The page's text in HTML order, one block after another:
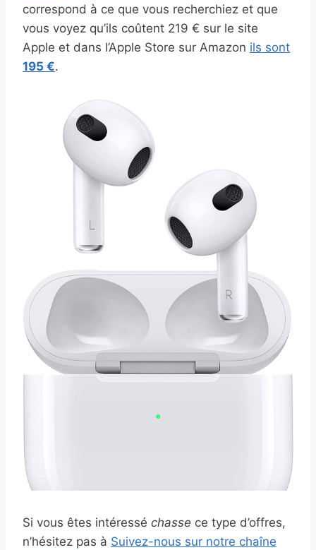
correspond à ce que vous recherchiez et que
vous voyez qu’ils coûtent 219 € sur le site
Apple et dans l’Apple Store sur Amazon ils sont
195 €.
Si vous êtes intéressé chasse ce type d’offres,
n’hésitez pas à Suivez-nous sur notre chaîne